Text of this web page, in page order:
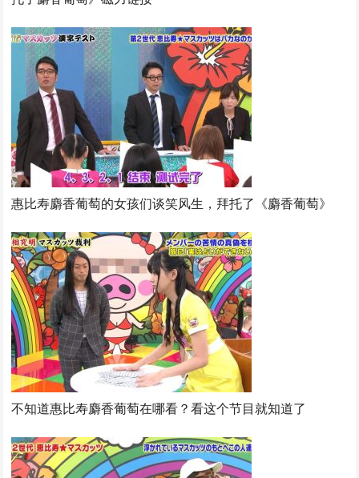
惠比寿麝香葡萄的女孩们谈笑风生，拜托了《麝香葡萄》
不知道惠比寿麝香葡萄在哪看？看这个节目就知道了